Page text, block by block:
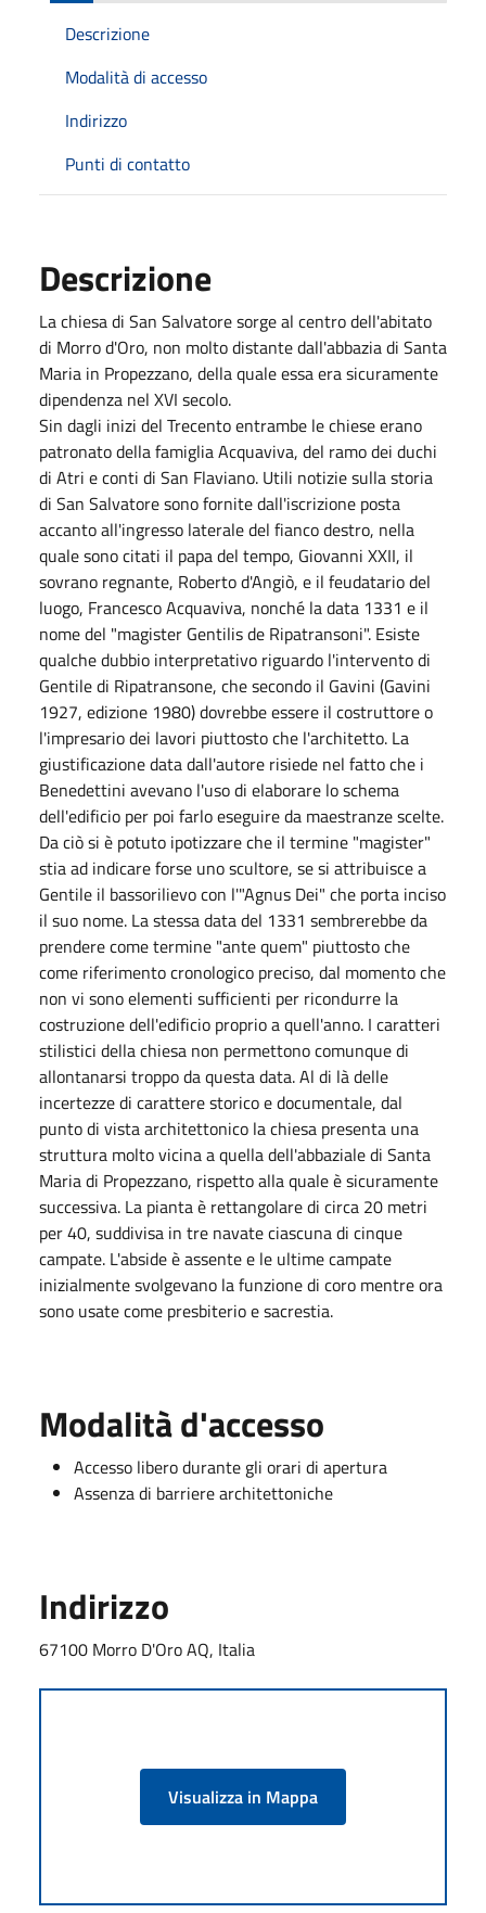
Descrizione
Modalità di accesso
Indirizzo
Punti di contatto
Descrizione
La chiesa di San Salvatore sorge al centro dell'abitato
di Morro d'Oro, non molto distante dall'abbazia di Santa
Maria in Propezzano, della quale essa era sicuramente
dipendenza nel XVI secolo.
Sin dagli inizi del Trecento entrambe le chiese erano
patronato della famiglia Acquaviva, del ramo dei duchi
di Atri e conti di San Flaviano. Utili notizie sulla storia
di San Salvatore sono fornite dall'iscrizione posta
accanto all'ingresso laterale del fianco destro, nella
quale sono citati il papa del tempo, Giovanni XXII, il
sovrano regnante, Roberto d'Angiò, e il feudatario del
luogo, Francesco Acquaviva, nonché la data 1331 e il
nome del "magister Gentilis de Ripatransoni". Esiste
qualche dubbio interpretativo riguardo l'intervento di
Gentile di Ripatransone, che secondo il Gavini (Gavini
1927, edizione 1980) dovrebbe essere il costruttore o
l'impresario dei lavori piuttosto che l'architetto. La
giustificazione data dall'autore risiede nel fatto che i
Benedettini avevano l'uso di elaborare lo schema
dell'edificio per poi farlo eseguire da maestranze scelte.
Da ciò si è potuto ipotizzare che il termine "magister"
stia ad indicare forse uno scultore, se si attribuisce a
Gentile il bassorilievo con l'"Agnus Dei" che porta inciso
il suo nome. La stessa data del 1331 sembrerebbe da
prendere come termine "ante quem" piuttosto che
come riferimento cronologico preciso, dal momento che
non vi sono elementi sufficienti per ricondurre la
costruzione dell'edificio proprio a quell'anno. I caratteri
stilistici della chiesa non permettono comunque di
allontanarsi troppo da questa data. Al di là delle
incertezze di carattere storico e documentale, dal
punto di vista architettonico la chiesa presenta una
struttura molto vicina a quella dell'abbaziale di Santa
Maria di Propezzano, rispetto alla quale è sicuramente
successiva. La pianta è rettangolare di circa 20 metri
per 40, suddivisa in tre navate ciascuna di cinque
campate. L'abside è assente e le ultime campate
inizialmente svolgevano la funzione di coro mentre ora
sono usate come presbiterio e sacrestia.
Modalità d'accesso
Accesso libero durante gli orari di apertura
Assenza di barriere architettoniche
Indirizzo
67100 Morro D'Oro AQ, Italia
Visualizza in Mappa